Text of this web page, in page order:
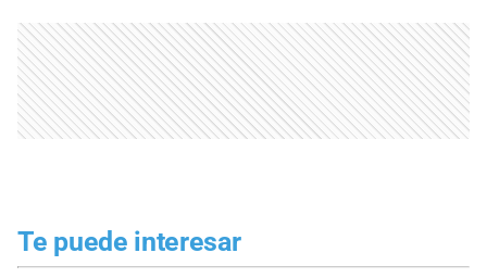
Te puede interesar